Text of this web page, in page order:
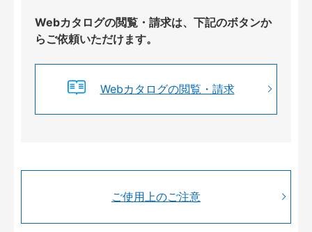
Webカタログの閲覧・請求は、下記のボタンか
らご依頼いただけます。
Webカタログの閲覧・請求
ご使用上のご注意